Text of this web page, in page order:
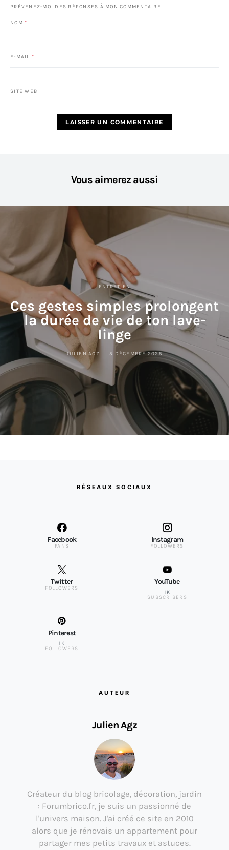
PRÉVENEZ-MOI DES RÉPONSES À MON COMMENTAIRE
NOM *
E-MAIL *
SITE WEB
Vous aimerez aussi
ENTRETIEN
Ces gestes simples prolongent
la durée de vie de ton lave-
linge
JULIEN AGZ 5 DÉCEMBRE 2025
RÉSEAUX SOCIAUX
Facebook
FANS
Instagram
FOLLOWERS
Twitter
FOLLOWERS
YouTube
1K
SUBSCRIBERS
Pinterest
1K
FOLLOWERS
AUTEUR
Julien Agz
Créateur du blog bricolage, décoration, jardin
: Forumbrico.fr, je suis un passionné de
l'univers maison. J'ai créé ce site en 2010
alors que je rénovais un appartement pour
partager mes petits travaux et astuces.